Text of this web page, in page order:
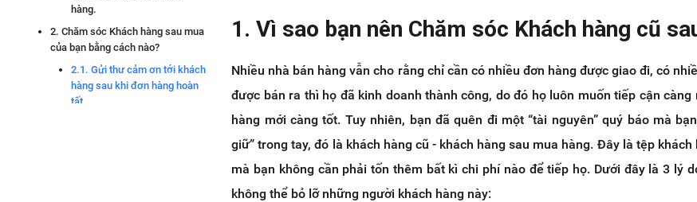
hàng.
2. Chăm sóc Khách hàng sau mua
của bạn bằng cách nào?
2.1. Gửi thư cảm ơn tới khách
hàng sau khi đơn hàng hoàn
tất.
1. Vì sao bạn nên Chăm sóc Khách hàng cũ
Nhiều nhà bán hàng vẫn cho rằng chỉ cần có nhiều đơn hàng được giao đi, có
được bán ra thì họ đã kinh doanh thành công, do đó họ luôn muốn tiếp cận càng
hàng mới càng tốt. Tuy nhiên, bạn đã quên đi một “tài nguyên” quý báo mà
giữ” trong tay, đó là khách hàng cũ - khách hàng sau mua hàng. Đây là tệp khách
mà bạn không cần phải tốn thêm bất kì chi phí nào để tiếp họ. Dưới đây là 3 lý
không thể bỏ lỡ những người khách hàng này: